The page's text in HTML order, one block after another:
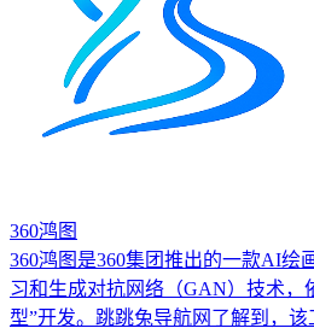
360鸿图
360鸿图是360集团推出的一款AI绘
习和生成对抗网络（GAN）技术，
型”开发。跳跳兔导航网了解到，该